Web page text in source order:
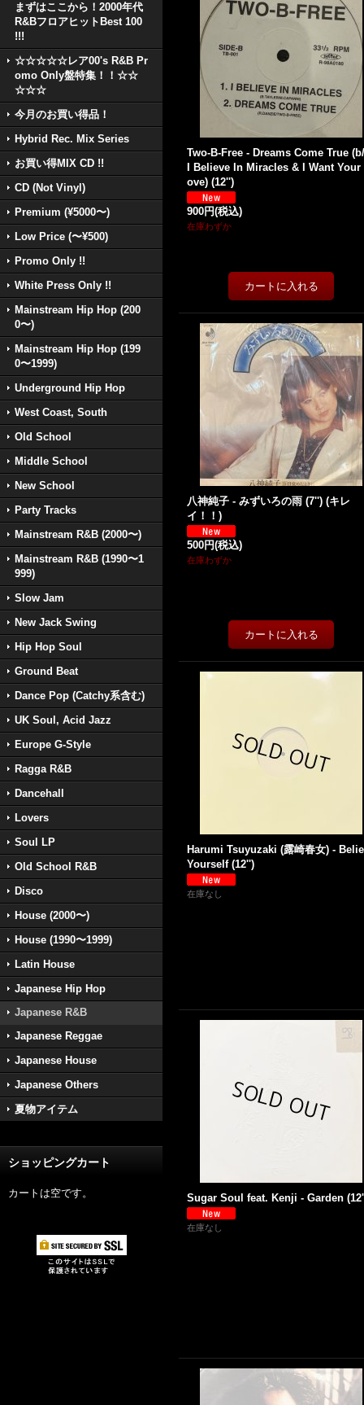
まずはここから！2000年代
R&BフロアヒットBest 100
!!!
☆☆☆☆☆レア00's R&B Pr
omo Only盤特集！！☆☆
☆☆☆
今月のお買い得品！
Hybrid Rec. Mix Series
お買い得MIX CD !!
CD (Not Vinyl)
Premium (¥5000〜)
Low Price (〜¥500)
Promo Only !!
White Press Only !!
Mainstream Hip Hop (200
0〜)
Mainstream Hip Hop (199
0〜1999)
Underground Hip Hop
West Coast, South
Old School
Middle School
New School
Party Tracks
Mainstream R&B (2000〜)
Mainstream R&B (1990〜1
999)
Slow Jam
New Jack Swing
Hip Hop Soul
Ground Beat
Dance Pop (Catchy系含む)
UK Soul, Acid Jazz
Europe G-Style
Ragga R&B
Dancehall
Lovers
Soul LP
Old School R&B
Disco
House (2000〜)
House (1990〜1999)
Latin House
Japanese Hip Hop
Japanese R&B
Japanese Reggae
Japanese House
Japanese Others
夏物アイテム
ショッピングカート
カートは空です。
Two-B-Free - Dreams Come True
I Believe In Miracles & I Want Your
ove) (12'')
900円(税込)
在庫わずか
八神純子 - みずいろの雨 (7'') (キレ
イ！！)
500円(税込)
在庫わずか
Harumi Tsuyuzaki (露崎春女) -
Yourself (12'')
在庫なし
Sugar Soul feat. Kenji - Garden
在庫なし